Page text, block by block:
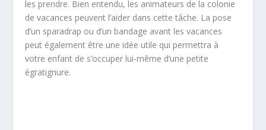
les prendre. Bien entendu, les animateurs de la colonie
de vacances peuvent l’aider dans cette tâche. La pose
d’un sparadrap ou d’un bandage avant les vacances
peut également être une idée utile qui permettra à
votre enfant de s’occuper lui-même d’une petite
égratignure.